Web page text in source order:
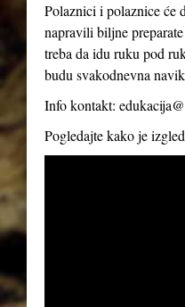
Polaznici i polaznice će
napravili biljne
treba da idu ruku pod
budu svakodnevna
Info kontakt:
Pogledajte kako je